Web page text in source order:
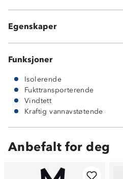
Egenskaper
Fast snølås innvendig i livet
Funksjoner
Isolerende
Fukttransporterende
Vindtett
Kraftig vannavstøtende
Anbefalt for deg